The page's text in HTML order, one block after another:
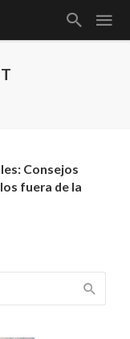
Consejos
fuera de la